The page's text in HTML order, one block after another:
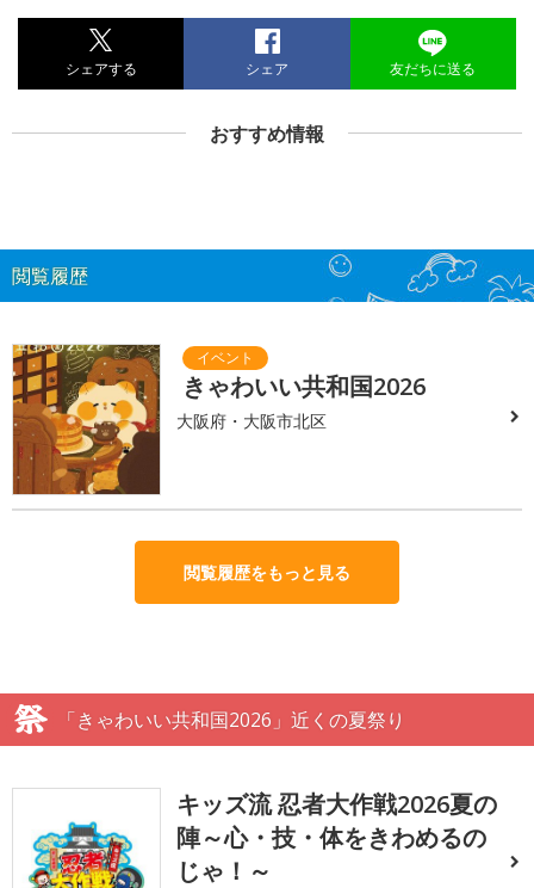
シェアする シェア 友だちに送る
おすすめ情報
閲覧履歴
きゃわいい共和国2026
大阪府・大阪市北区
閲覧履歴をもっと見る
「きゃわいい共和国2026」近くの夏祭り
キッズ流 忍者大作戦2026夏の
陣～心・技・体をきわめるの
じゃ！～